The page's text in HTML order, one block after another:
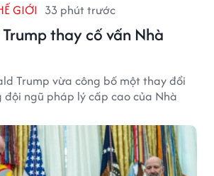
GIỚI 33 phút trước
thay cố vấn Nhà
Trump vừa công bố một thay đổi
ngũ pháp lý cấp cao của Nhà